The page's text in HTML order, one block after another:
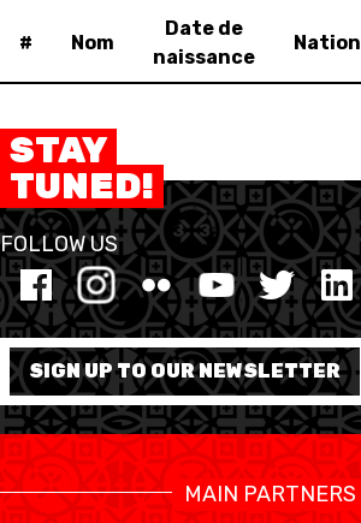
GAMES
NEWS CENTER
RESOURCE CENTER CALENDRIER
MEDIAS STATS
# Nom
Date de
naissance
STAY
TUNED!
FOLLOW US
SIGN UP TO OUR NEWSLETTER
MAIN PARTNERS